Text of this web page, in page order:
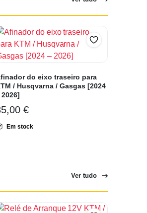
do eixo traseiro para
/ Husqvarna / Gasgas [2024
2026]
€
Em stock
Ver tudo